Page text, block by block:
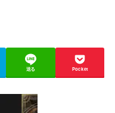
送る Pocket